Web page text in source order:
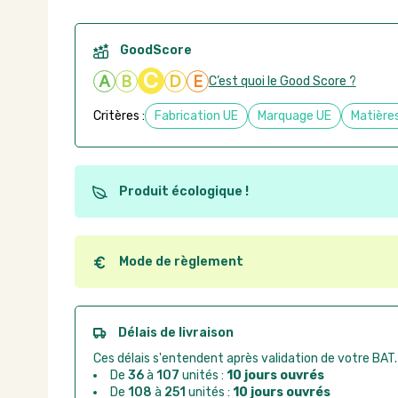
GoodScore
A B C D E C’est quoi le Good Score ?
Critères : Fabrication UE Marquage UE
Produit écologique !
Ce produit est éco-conçu, il a été fabriqué à partir
recyclables. Ces produits peuvent plus facilement
utilisation. L'origine de fabrication du produit n'entre
conception.
Mode de règlement
Quel que soit le mode de règlement, vous pouvez
Good Act.
Paiement CB :paiement sécurisé par carte
Virement bancaire :
règlement sur facture
Chorus Pro :règlement par mandat administratif
Délais de livraison
Ces délais s'entendent après validation de votre BAT.
De 36à 107 unités : 10 jours ouvrés
De 108 à 251 unités : 10 jours ouvrés